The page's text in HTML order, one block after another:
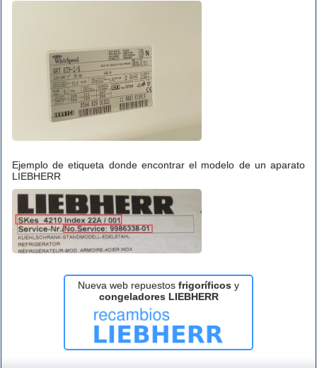
Ejemplo de etiqueta donde encontrar el modelo de un aparato
LIEBHERR
Nueva web repuestos frigoríficos y
congeladores LIEBHERR